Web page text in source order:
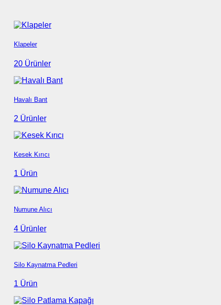
Klapeler
20 Ürünler
Havalı Bant
2 Ürünler
Kesek Kırıcı
1 Ürün
Numune Alıcı
4 Ürünler
Silo Kaynatma Pedleri
1 Ürün